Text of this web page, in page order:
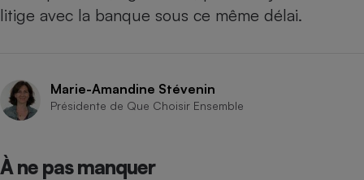
litige avec la banque sous ce même délai.
Marie-Amandine Stévenin
Présidente de Que Choisir Ensemble
À ne pas manquer